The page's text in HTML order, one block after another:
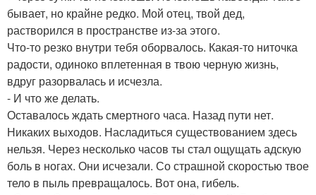
бывает, но крайне редко. Мой отец, твой дед,
растворился в пространстве из-за этого.
Что-то резко внутри тебя оборвалось. Какая-то ниточка
радости, одиноко вплетенная в твою черную жизнь,
вдруг разорвалась и исчезла.
- И что же делать.
Оставалось ждать смертного часа. Назад пути нет.
Никаких выходов. Насладиться существованием здесь
нельзя. Через несколько часов ты стал ощущать адскую
боль в ногах. Они исчезали. Со страшной скоростью твое
тело в пыль превращалось. Вот она, гибель.